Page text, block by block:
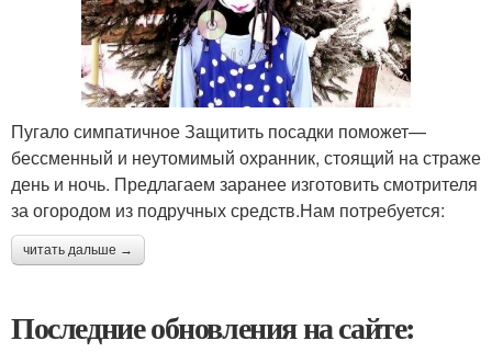
Пугало симпатичное Защитить посадки поможет—
бессменный и неутомимый охранник, стоящий на страже
день и ночь. Предлагаем заранее изготовить смотрителя
за огородом из подручных средств.Нам потребуется:
читать дальше →
Последние обновления на сайте: